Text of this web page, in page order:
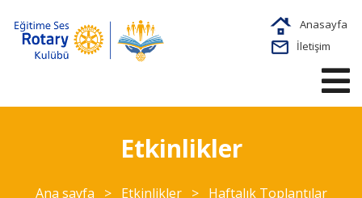
Anasayfa
İletişim
Etkinlikler
Ana sayfa > Etkinlikler > Haftalık Toplantılar